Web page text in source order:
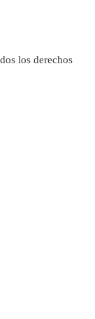
los derechos